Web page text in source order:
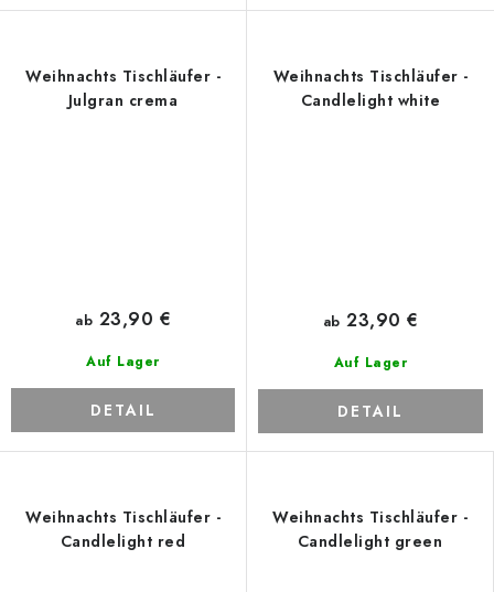
Weihnachts Tischläufer -
Julgran crema
Auf Lager
ab 23,90 €
DETAIL
Weihnachts Tischläufer -
Candlelight white
Auf Lager
ab 23,90 €
DETAIL
Weihnachts Tischläufer -
Candlelight red
Weihnachts Tischläufer -
Candlelight green